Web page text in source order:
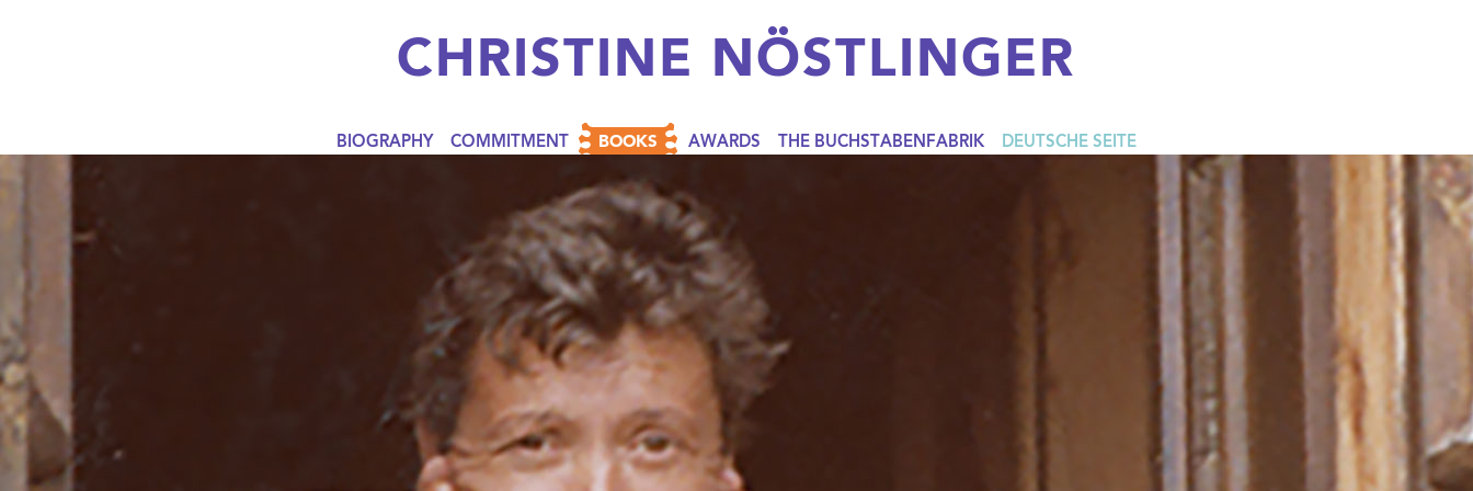
CHRISTINE NÖSTLINGER
BIOGRAPHY COMMITMENT BOOKS AWARDS THE BUCHSTABENFABRIK DEUTSCHE SEITE